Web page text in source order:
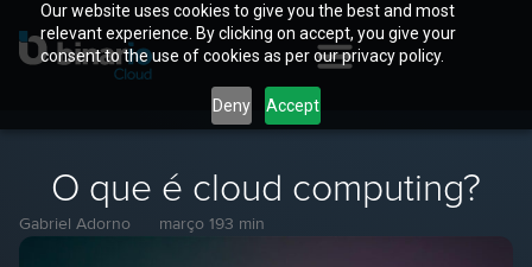
Our website uses cookies to give you the best and most
relevant experience. By clicking on accept, you give your
consent to the use of cookies as per our privacy policy.
Deny Accept
O que é cloud computing?
Gabriel Adorno março 193 min